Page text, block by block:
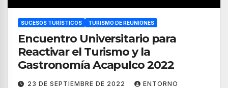
SUCESOS TURÍSTICOS TURISMO DE REUNIONES
Encuentro Universitario para
Reactivar el Turismo y la
Gastronomía Acapulco 2022
23 DE SEPTIEMBRE DE 2022
ENTORNO